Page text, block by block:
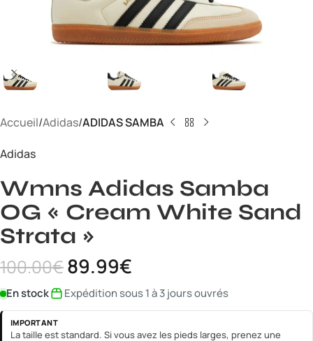
Accueil Adidas ADIDAS SAMBA
Adidas
Wmns Adidas Samba
OG « Cream White Sand
Strata »
100.00€89.99€
En stock Expédition sous 1 à 3 jours ouvrés
IMPORTANT
La taille est standard. Si vous avez les pieds larges, prenez une